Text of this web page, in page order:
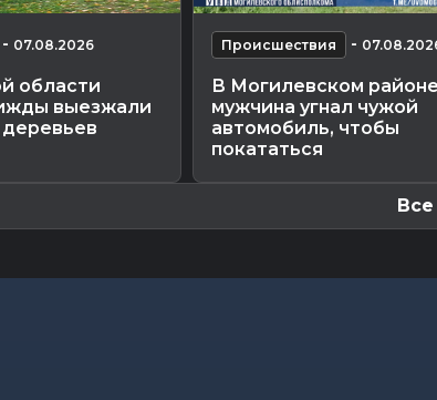
- 07.08.2026
области
выезжали
деревьев
Происшествия -
В Могилевском районе
мужчина угнал чужой
автомобиль, чтобы
покататься